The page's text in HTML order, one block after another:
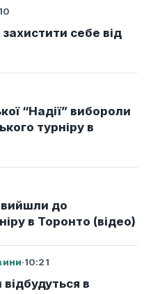
себе від
“Надії” вибороли
турніру в
вийшли до
в Торонто (відео)
·10:21
в